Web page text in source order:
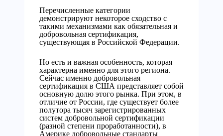
Перечисленные категории
демонстрируют некоторое сходство с
такими механизмами как обязательная и
добровольная сертификация,
существующая в Российской Федерации.
Но есть и важная особенность, которая
характерна именно для этого региона.
Сейчас именно добровольная
сертификация в США представляет собой
основную долю этого рынка. При этом, в
отличие от России, где существует более
полутора тысяч зарегистрированных
систем добровольной сертификации
(разной степени проработанности), в
Америке добровольные стандарты